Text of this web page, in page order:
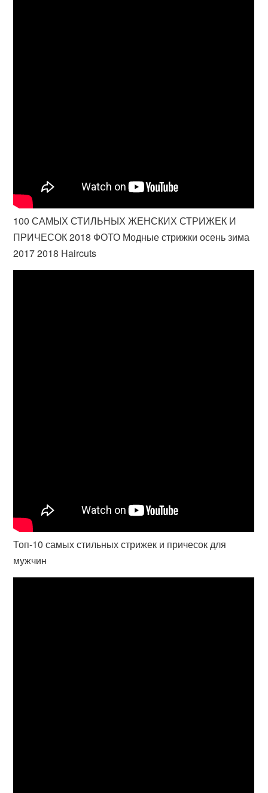
100 САМЫХ СТИЛЬНЫХ ЖЕНСКИХ СТРИЖЕК И
ПРИЧЕСОК 2018 ФОТО Модные стрижки осень зима
2017 2018 Haircuts
Топ-10 самых стильных стрижек и причесок для
мужчин